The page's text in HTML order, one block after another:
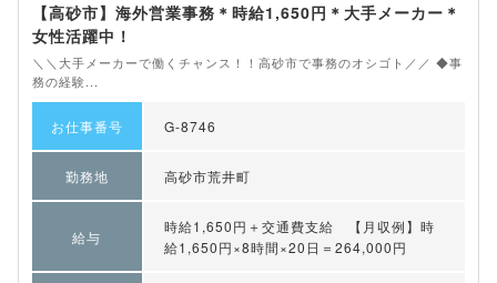
【高砂市】海外営業事務＊時給1,650円＊大手メーカー＊
女性活躍中！
＼＼大手メーカーで働くチャンス！！高砂市で事務のオシゴト／／ ◆事
務の経験...
お仕事番号 G-8746
勤務地 高砂市荒井町
給与
時給1,650円＋交通費支給 【月収例】時
給1,650円×8時間×20日＝264,000円